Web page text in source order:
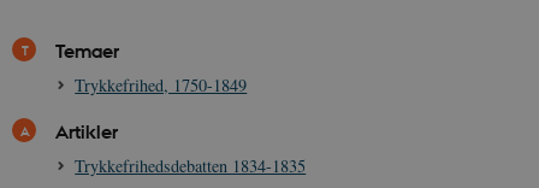
Temaer
Trykkefrihed, 1750-1849
Artikler
Trykkefrihedsdebatten 1834-1835
Nødvendige cookies hjælper med at gøre
cookies.